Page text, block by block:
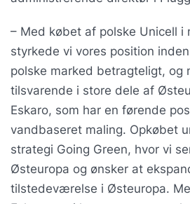
– Med købet af polske Unicell i
styrkede vi vores position
polske marked betragteligt, og
tilsvarende i store dele af
Eskaro, som har en førende
vandbaseret maling. Opkøbet
strategi Going Green, hvor vi
Østeuropa og ønsker at
tilstedeværelse i Østeuropa.